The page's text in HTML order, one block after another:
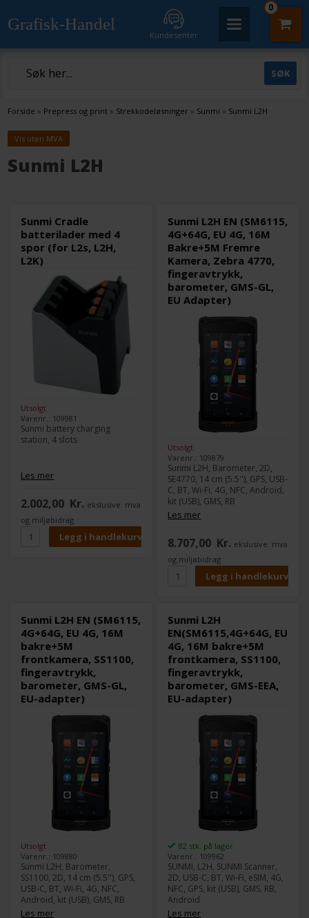
Grafisk-Handel
Kundesenter
0
Forside » Prepress og print » Strekkodeløsninger » Sunmi » Sunmi L2H
Vis uten MVA
Sunmi L2H
Sunmi Cradle
batterilader med 4
spor (for L2s, L2H,
L2K)
Utsolgt
Varenr.: 109981
Sunmi battery charging
station, 4 slots
Les mer
2.002,00 Kr. ekslusive. mva
og miljøbidrag
Sunmi L2H EN (SM6115,
4G+64G, EU 4G, 16M
Bakre+5M Fremre
Kamera, Zebra 4770,
fingeravtrykk,
barometer, GMS-GL,
EU Adapter)
Utsolgt
Varenr.: 109879
Sunmi L2H, Barometer, 2D,
SE4770, 14 cm (5.5''), GPS, USB-
C, BT, Wi-Fi, 4G, NFC, Android,
kit (USB), GMS, RB
Les mer
8.707,00 Kr. ekslusive. mva
og miljøbidrag
Sunmi L2H EN (SM6115,
4G+64G, EU 4G, 16M
bakre+5M
frontkamera, SS1100,
fingeravtrykk,
barometer, GMS-GL,
EU-adapter)
Utsolgt
Varenr.: 109880
Sunmi L2H, Barometer,
SS1100, 2D, 14 cm (5.5''), GPS,
USB-C, BT, Wi-Fi, 4G, NFC,
Android, kit (USB), GMS, RB
Les mer
Sunmi L2H
EN(SM6115,4G+64G, EU
4G, 16M bakre+5M
frontkamera, SS1100,
fingeravtrykk,
barometer, GMS-EEA,
EU-adapter)
82 stk. på lager
Varenr.: 109962
SUNMI, L2H, SUNMI Scanner,
2D, USB-C, BT, Wi-Fi, eSIM, 4G,
NFC, GPS, kit (USB), GMS, RB,
Android
Les mer